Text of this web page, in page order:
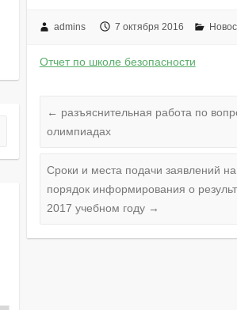
admins 7 октября 2016
Отчет по школе безопасности
← разъяснительная работа по
олимпиадах
Сроки и места подачи заявлений
порядок информирования о
2017 учебном году →